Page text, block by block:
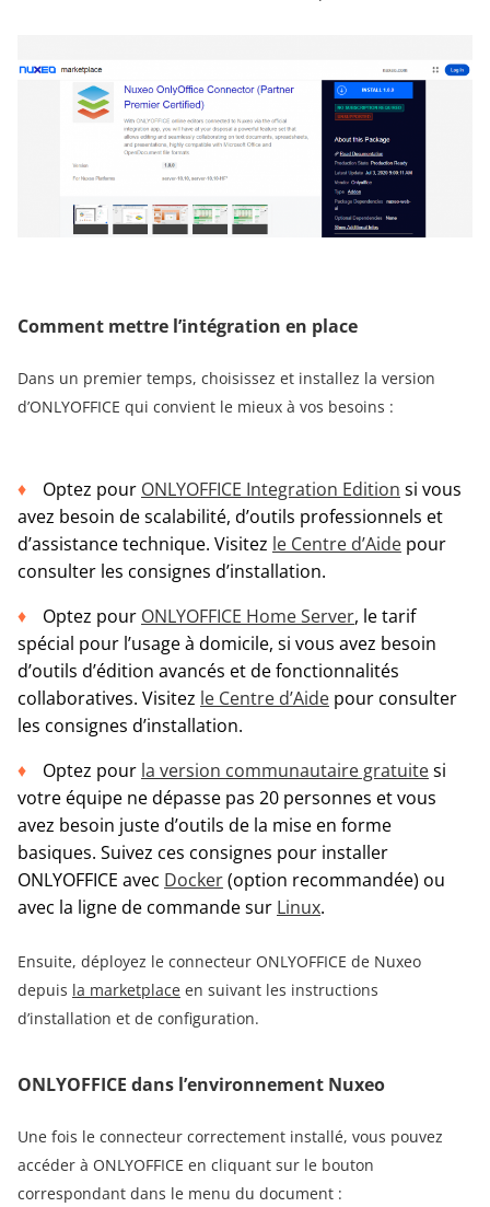
Comment mettre l’intégration en place
Dans un premier temps, choisissez et installez la version
d’ONLYOFFICE qui convient le mieux à vos besoins :
Optez pour ONLYOFFICE Integration Edition si vous
avez besoin de scalabilité, d’outils professionnels et
d’assistance technique. Visitez le Centre d’Aide pour
consulter les consignes d’installation.
Optez pour ONLYOFFICE Home Server, le tarif
spécial pour l’usage à domicile, si vous avez besoin
d’outils d’édition avancés et de fonctionnalités
collaboratives. Visitez le Centre d’Aide pour consulter
les consignes d’installation.
Optez pour la version communautaire gratuitesi
votre équipe ne dépasse pas 20 personnes et vous
avez besoin juste d’outils de la mise en forme
basiques. Suivez ces consignes pour installer
ONLYOFFICE avec Docker(option recommandée) ou
avec la ligne de commande sur Linux.
Ensuite, déployez le connecteur ONLYOFFICE de Nuxeo
depuis la marketplace en suivant les instructions
d’installation et de configuration.
ONLYOFFICE dans l’environnement Nuxeo
Une fois le connecteur correctement installé, vous pouvez
accéder à ONLYOFFICE en cliquant sur le bouton
correspondant dans le menu du document :